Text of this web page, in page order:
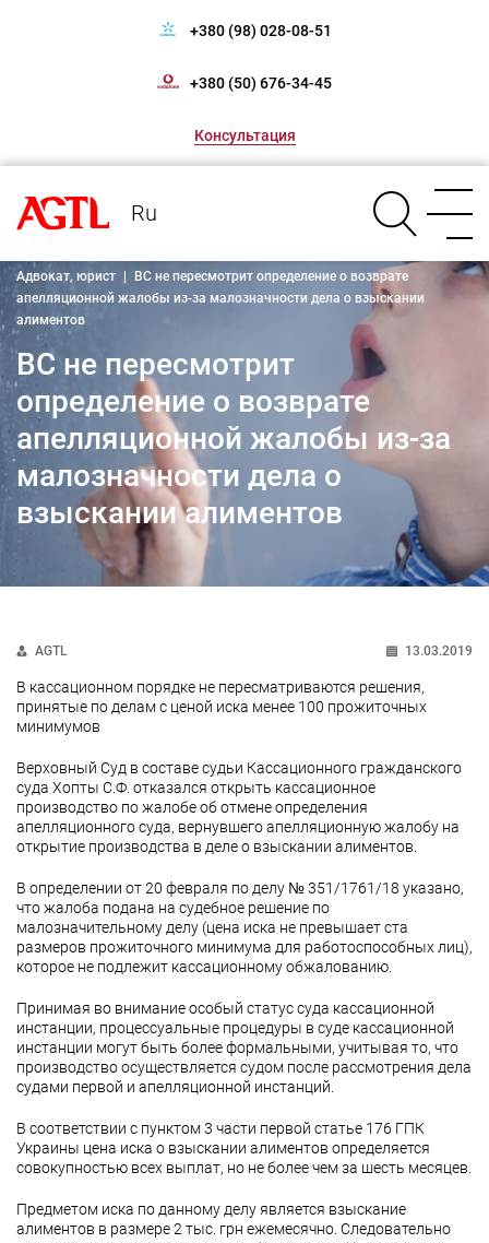
+380 (98) 028-08-51
+380 (50) 676-34-45
Консультация
Ru
Адвокат, юрист
ВС не пересмотрит определение о возврате
апелляционной жалобы из-за малозначности дела о взыскании
алиментов
ВС не пересмотрит
определение о возврате
апелляционной жалобы из-за
малозначности дела о
взыскании алиментов
AGTL 13.03.2019
В кассационном порядке не пересматриваются решения,
принятые по делам с ценой иска менее 100 прожиточных
минимумов
Верховный Суд в составе судьи Кассационного гражданского
суда Хопты С.Ф. отказался открыть кассационное
производство по жалобе об отмене определения
апелляционного суда, вернувшего апелляционную жалобу на
открытие производства в деле о взыскании алиментов.
В определении от 20 февраля по делу № 351/1761/18 указано,
что жалоба подана на судебное решение по
малозначительному делу (цена иска не превышает ста
размеров прожиточного минимума для работоспособных лиц),
которое не подлежит кассационному обжалованию.
Принимая во внимание особый статус суда кассационной
инстанции, процессуальные процедуры в суде кассационной
инстанции могут быть более формальными, учитывая то, что
производство осуществляется судом после рассмотрения дела
судами первой и апелляционной инстанций.
В соответствии с пунктом 3 части первой статье 176 ГПК
Украины цена иска о взыскании алиментов определяется
совокупностью всех выплат, но не более чем за шесть месяцев.
Предметом иска по данному делу является взыскание
алиментов в размере 2 тыс. грн ежемесячно. Следовательно